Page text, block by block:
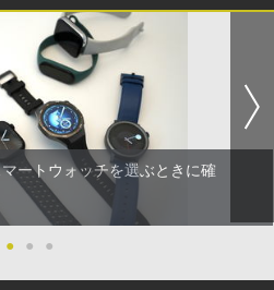
ートウォッチを選ぶときに確
● ● ●